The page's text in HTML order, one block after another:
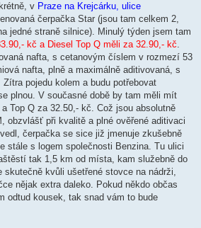
v Praze na Krejcárku, ulice
čerpačka Star (jsou tam celkem 2,
jedné straně silnice). Minulý týden jsem tam
kč a Diesel Top Q měli za 32.90,- kč
nafta, s cetanovým číslem v rozmezí 53
nafta, plně a maximálně aditivovaná, s
pojedu kolem a budu potřebovat
plnou. V současné době by tam měli mít
Top Q za 32.50,- kč. Což jsou absolutně
obzvlášť při kvalitě a plné ověřené aditivaci
čerpačka se sice již jmenuje zkušebně
stále s logem společnosti Benzina. Tu ulici
tak 1,5 km od místa, kam služebně do
kvůli ušetřené stovce na nádrži,
nějak extra daleko. Pokud někdo občas
odtud kousek, tak snad vám to bude